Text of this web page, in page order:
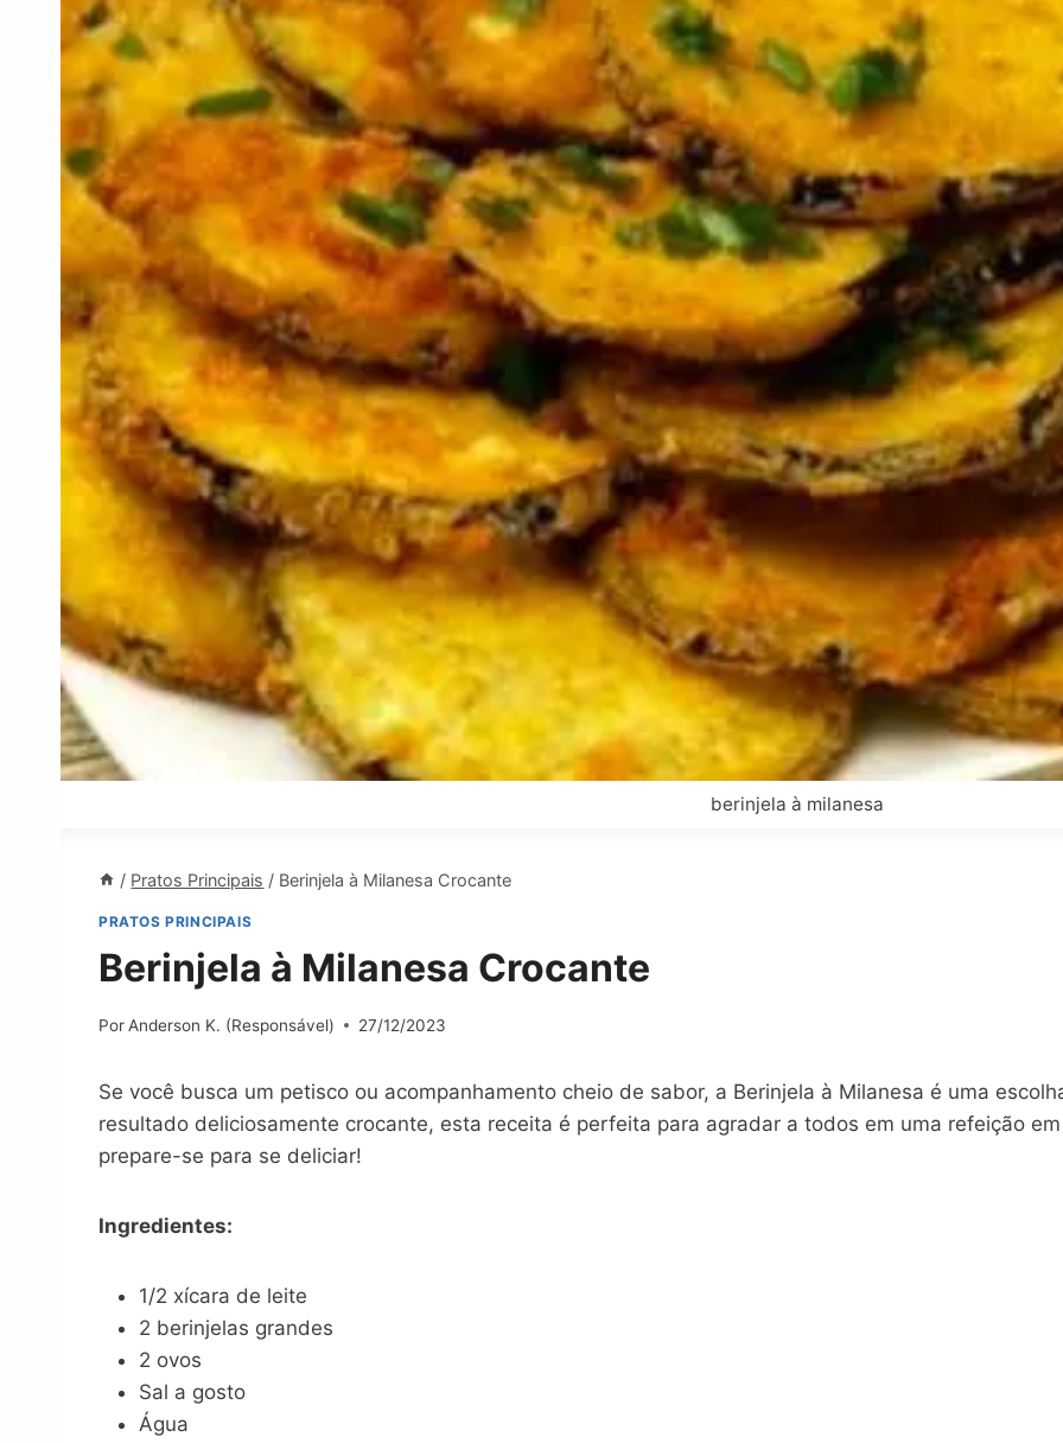
berinjela à milanesa
/ Pratos Principais / Berinjela à Milanesa Crocante
PRATOS PRINCIPAIS
Berinjela à Milanesa Crocante
Por Anderson K. (Responsável) 27/12/2023
Se você busca um petisco ou acompanhamento cheio de sabor, a Berinjela à Milanesa é uma
resultado deliciosamente crocante, esta receita é perfeita para agradar a todos em uma refeição
prepare-se para se deliciar!
Ingredientes:
1/2 xícara de leite
2 berinjelas grandes
2 ovos
Sal a gosto
Água